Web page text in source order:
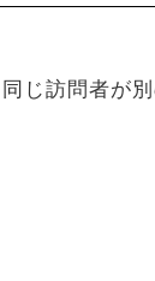
じ訪問者が